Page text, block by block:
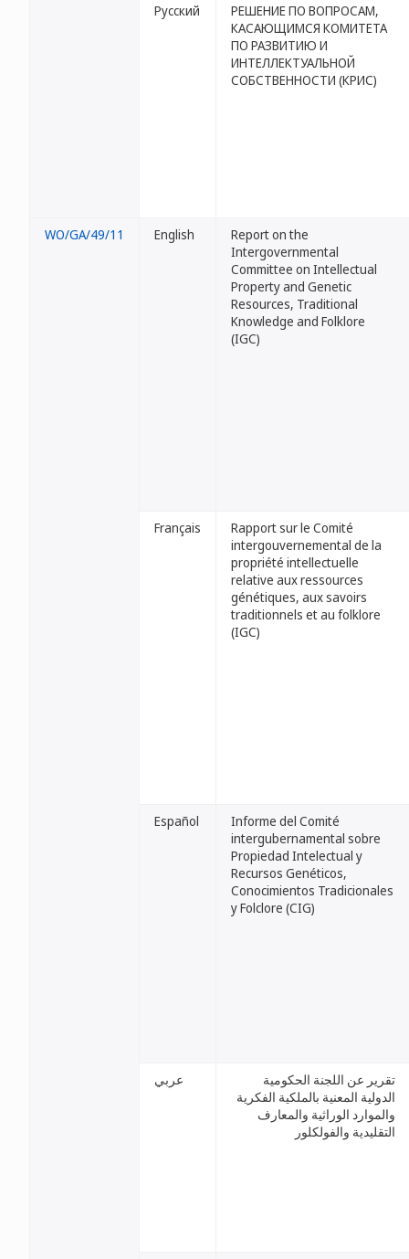
Русский
РЕШЕНИЕ ПО ВОПРОСАМ,
КАСАЮЩИМСЯ КОМИТЕТА
ПО РАЗВИТИЮ И
ИНТЕЛЛЕКТУАЛЬНОЙ
СОБСТВЕННОСТИ (КРИС)
WO/GA/49/11 English
Report on the
Intergovernmental
Committee on Intellectual
Property and Genetic
Resources, Traditional
Knowledge and Folklore
(IGC)
Français
Rapport sur le Comité
intergouvernemental de la
propriété intellectuelle
relative aux ressources
génétiques, aux savoirs
traditionnels et au folklore
(IGC)
Español
Informe del Comité
intergubernamental sobre
Propiedad Intelectual y
Recursos Genéticos,
Conocimientos Tradicionales
y Folclore (CIG)
عربي
تقرير عن اللجنة الحكومية
الدولية المعنية بالملكية الفكرية
والموارد الوراثية والمعارف
التقليدية والفولكلور